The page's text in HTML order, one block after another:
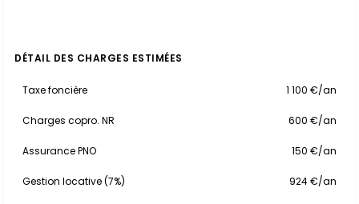
DÉTAIL DES CHARGES ESTIMÉES
Taxe foncière 1 100 €/an
Charges copro. NR 600 €/an
Assurance PNO 150 €/an
Gestion locative (7%) 924 €/an